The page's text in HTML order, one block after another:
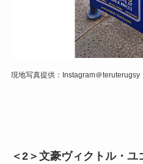
現地写真提供：Instagram＠teruterugsy
＜2＞文豪ヴィクトル・ユ